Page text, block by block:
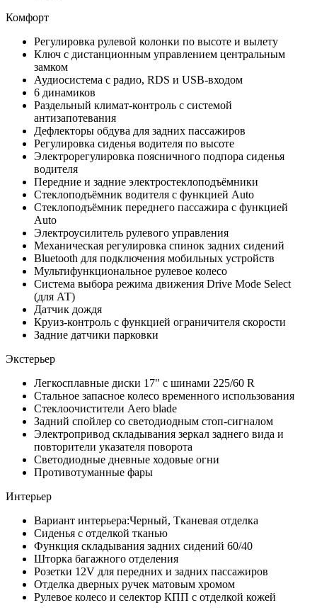
Комфорт
Регулировка рулевой колонки по высоте и вылету
Ключ с дистанционным управлением центральным
замком
Аудиосистема с радио, RDS и USB-входом
6 динамиков
Раздельный климат-контроль с системой
антизапотевания
Дефлекторы обдува для задних пассажиров
Регулировка сиденья водителя по высоте
Электрорегулировка поясничного подпора сиденья
водителя
Передние и задние электростеклоподъёмники
Стеклоподъёмник водителя c функцией Auto
Стеклоподъёмник переднего пассажира c функцией
Auto
Электроусилитель рулевого управления
Механическая регулировка спинок задних сидений
Bluetooth для подключения мобильных устройств
Мультифункциональное рулевое колесо
Система выбора режима движения Drive Mode Select
(для АТ)
Датчик дождя
Круиз-контроль с функцией ограничителя скорости
Задние датчики парковки
Экстерьер
Легкосплавные диски 17" с шинами 225/60 R
Стальное запасное колесо временного использования
Стеклоочистители Aero blade
Задний спойлер со светодиодным стоп-сигналом
Электропривод складывания зеркал заднего вида и
повторители указателя поворота
Светодиодные дневные ходовые огни
Противотуманные фары
Интерьер
Вариант интерьера:Черный, Тканевая отделка
Сиденья с отделкой тканью
Функция складывания задних сидений 60/40
Шторка багажного отделения
Розетки 12V для передних и задних пассажиров
Отделка дверных ручек матовым хромом
Рулевое колесо и селектор КПП с отделкой кожей